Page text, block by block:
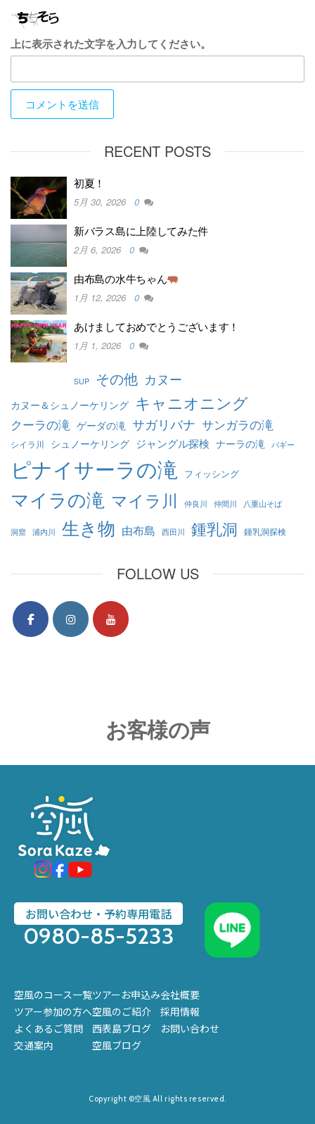
上に表示された文字を入力してください。
RECENT POSTS
初夏！
5月 30, 2026 0
新バラス島に上陸してみた件
2月 6, 2026 0
由布島の水牛ちゃん
1月 12, 2026 0
あけましておめでとうございます！
1月 1, 2026 0
SUP その他 カヌー
カヌー＆シュノーケリング キャニオニング
クーラの滝 ゲーダの滝 サガリバナ サンガラの滝
シイラ川 シュノーケリング ジャングル探検 ナーラの滝 バギー
ピナイサーラの滝 フィッシング
マイラの滝 マイラ川 仲良川 仲間川 八重山そば
洞窟 浦内川 生き物 由布島 西田川 鍾乳洞 鍾乳洞探検
FOLLOW US
お客様の声
お問い合わせ・予約専用電話
0980-85-5233
空風のコース一覧
ツアー参加の方へ
よくあるご質問
交通案内
ツアーお申込み
空風のご紹介
西表島ブログ
空風ブログ
会社概要
採用情報
お問い合わせ
Copyright ©空風 All rights reserved.